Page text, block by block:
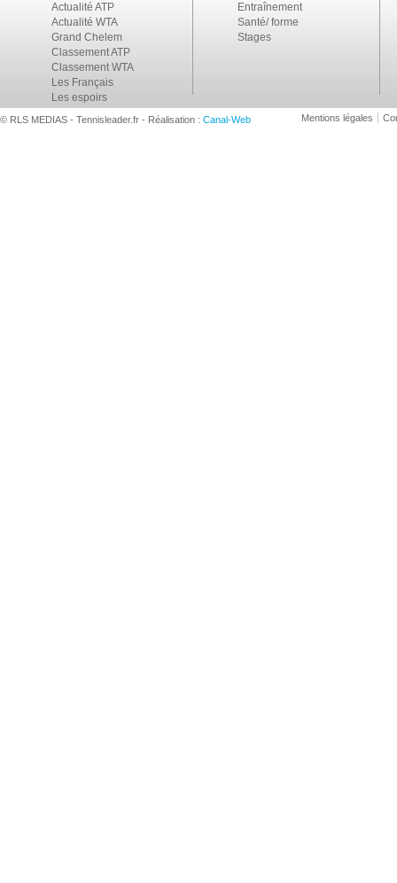
Actualité ATP
Actualité WTA
Grand Chelem
Classement ATP
Classement WTA
Les Français
Les espoirs
Entraînement
Santé/ forme
Stages
© RLS MEDIAS - Tennisleader.fr - Réalisation : Canal-Web Mentions légales